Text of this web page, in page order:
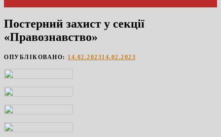
Постерний захист у секції
«Правознавство»
ОПУБЛІКОВАНО: 14.02.202314.02.2023